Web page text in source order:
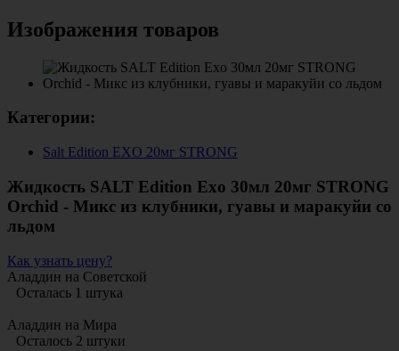
Изображения товаров
Категории:
Salt Edition EXO 20мг STRONG
Жидкость SALT Edition Exo 30мл 20мг STRONG
Orchid - Микс из клубники, гуавы и маракуйи со
льдом
Как узнать цену?
Аладдин на Советской
Осталась 1 штука
Аладдин на Мира
Осталось 2 штуки